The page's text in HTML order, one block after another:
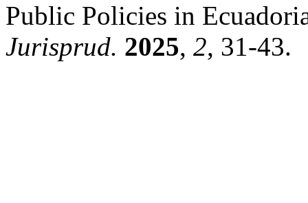
Public Policies in
Jurisprud. 2025, 2, 31-43.